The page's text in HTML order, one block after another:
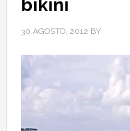
bikini
30 AGOSTO, 2012 BY